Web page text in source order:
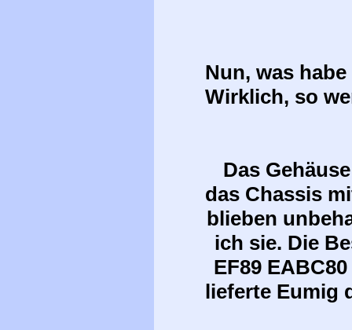
Nun, was
Wirklich, so
Das
das Chassis
blieben
ich sie. Die
EF89
lieferte Eumig